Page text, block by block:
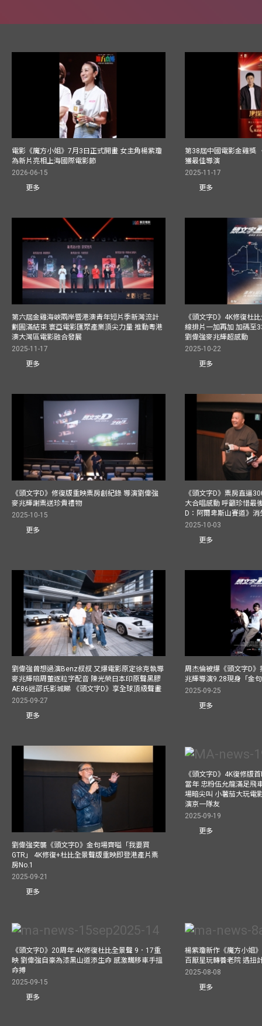
電影《魔方小姐》7月3日正式開畫 女主角楊紫瓊
為新片亮相上海國際電影節
2026-06-15
更多
第38屆中國電影金雞獎
獲最佳導演
2025-11-17
更多
第六屆金雞海峽兩岸暨港澳青年短片季新灣流計
劃圓滿結束 寰亞電影匯聚產業頂尖力量 推動粵港
澳大灣區電影融合發展
2025-11-17
更多
《頭文字D》4K修復杜
線排片一加再加 加碼至
劉偉強麥兆輝超感動
2025-10-22
更多
《頭文字D》修復版重映票房創紀錄 導演劉偉強
麥兆輝謝票送珍貴禮物
2025-10-15
更多
《頭文字D》票房直逼
大合唱感動 呼籲珍惜最
D：阿爾卑斯山賽道》消
2025-10-03
更多
劉偉強曾想過演Benz叔叔 又爆電影原定徐克執導
麥兆輝陪周董逐粒字配音 陳光榮日本印原聲黑膠
AE86迷邵氏影城睇 《頭文字D》享全球頂級聲畫
2025-09-27
更多
周杰倫被爆《頭文字D
兆輝導演9.28現身「金
2025-09-25
更多
劉偉強突襲《頭文字D》金句場齊嗌「我要買
GTR」 4K修復+杜比全景聲版重映即登港產片票
房No.1
2025-09-21
更多
《頭文字D》4K復修版
當年 忠粉伍允龍滿足飛
場暗尖叫 小薯茄大玩電
演京一隊友
2025-09-19
更多
《頭文字D》20周年 4K修復杜比全景聲 9．17重
映 劉偉強自豪為漆黑山道添生命 感激飄移車手搵
命搏
2025-09-15
更多
楊紫瓊新作《魔方小姐
百厭星玩轉養老院 遇扭
2025-08-08
更多